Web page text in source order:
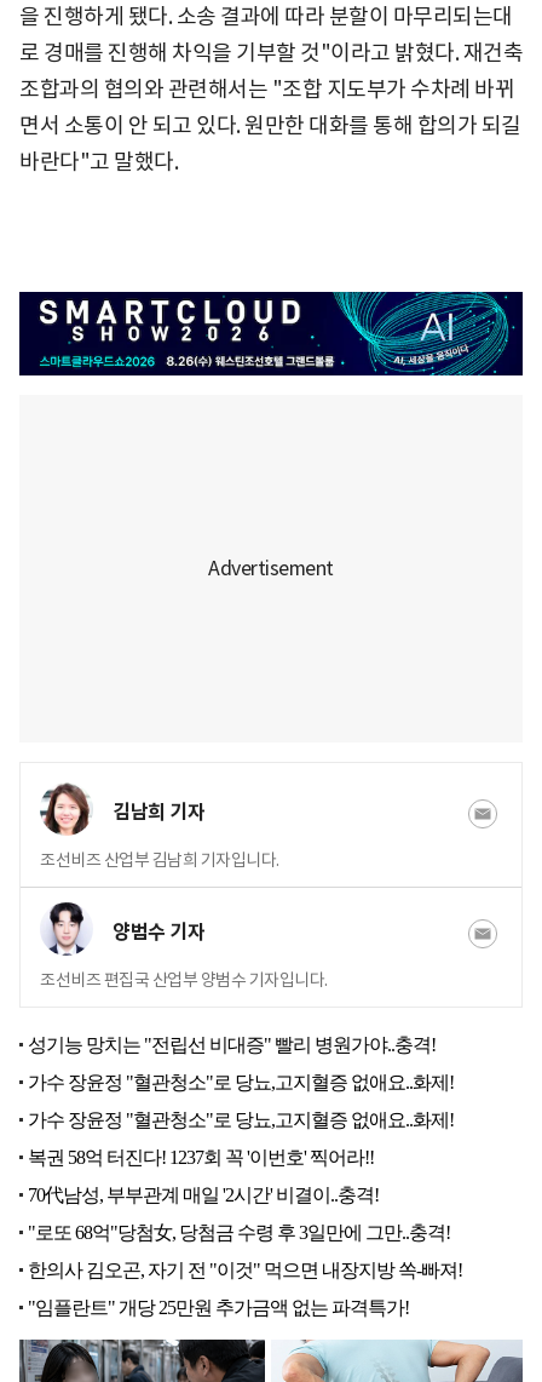
을 진행하게 됐다. 소송 결과에 따라 분할이 마무리되는대
로 경매를 진행해 차익을 기부할 것"이라고 밝혔다. 재건축
조합과의 협의와 관련해서는 "조합 지도부가 수차례 바뀌
면서 소통이 안 되고 있다. 원만한 대화를 통해 합의가 되길
바란다"고 말했다.
김남희 기자
조선비즈 산업부 김남희 기자입니다.
양범수 기자
조선비즈 편집국 산업부 양범수 기자입니다.